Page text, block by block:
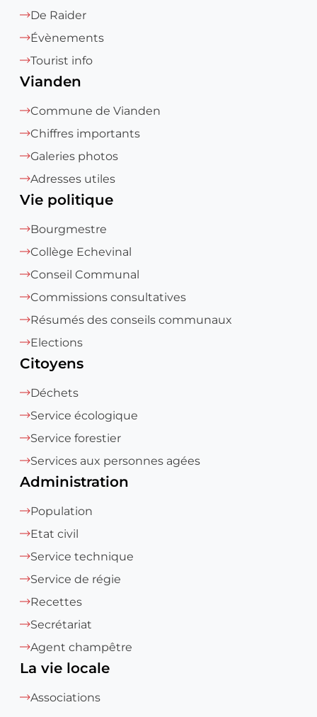
De Raider
Évènements
Tourist info
Vianden
Commune de Vianden
Chiffres importants
Galeries photos
Adresses utiles
Vie politique
Bourgmestre
Collège Echevinal
Conseil Communal
Commissions consultatives
Résumés des conseils communaux
Elections
Citoyens
Déchets
Service écologique
Service forestier
Services aux personnes agées
Administration
Population
Etat civil
Service technique
Service de régie
Recettes
Secrétariat
Agent champêtre
La vie locale
Associations